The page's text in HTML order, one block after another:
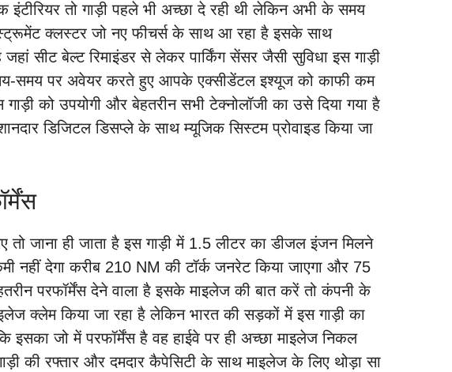
इंटीरियर तो गाड़ी पहले भी अच्छा दे रही थी लेकिन अभी के समय
क्लस्टर जो नए फीचर्स के साथ आ रहा है इसके साथ
जहां सीट बेल्ट रिमाइंडर से लेकर पार्किंग सेंसर जैसी सुविधा इस गाड़ी
समय पर अवेयर करते हुए आपके एक्सीडेंटल इश्यूज को काफी कम
को उपयोगी और बेहतरीन सभी टेक्नोलॉजी का उसे दिया गया है
डिजिटल डिसप्ले के साथ म्यूजिक सिस्टम प्रोवाइड किया जा
जाना ही जाता है इस गाड़ी में 1.5 लीटर का डीजल इंजन मिलने
नहीं देगा करीब 210 NM की टॉर्क जनरेट किया जाएगा और 75
परफॉर्मेंस देने वाला है इसके माइलेज की बात करें तो कंपनी के
क्लेम किया जा रहा है लेकिन भारत की सड़कों में इस गाड़ी का
इसका जो में परफॉर्मेंस है वह हाईवे पर ही अच्छा माइलेज निकल
की रफ्तार और दमदार कैपेसिटी के साथ माइलेज के लिए थोड़ा सा